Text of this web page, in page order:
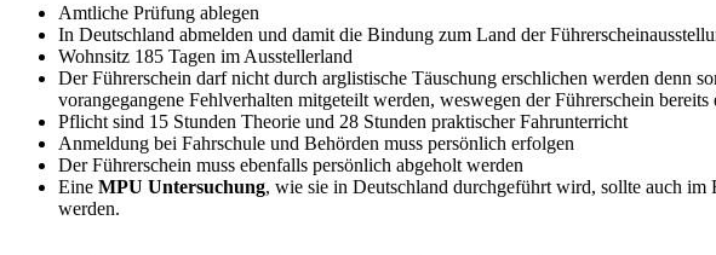
Amtliche Prüfung ablegen
In Deutschland abmelden und damit die Bindung zum Land der
Wohnsitz 185 Tagen im Ausstellerland
Der Führerschein darf nicht durch arglistische Täuschung erschlichen werden denn
vorangegangene Fehlverhalten mitgeteilt werden, weswegen der Führerschein
Pflicht sind 15 Stunden Theorie und 28 Stunden praktischer Fahrunterricht
Anmeldung bei Fahrschule und Behörden muss persönlich erfolgen
Der Führerschein muss ebenfalls persönlich abgeholt werden
Eine MPU Untersuchung, wie sie in Deutschland durchgeführt wird, sollte auch im
werden.